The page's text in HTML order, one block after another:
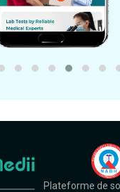
Plateforme de